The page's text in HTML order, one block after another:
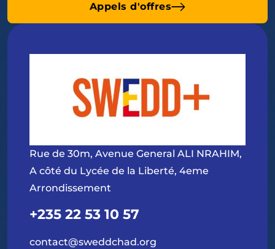
Appels d'offres
Rue de 30m, Avenue General ALI NRAHIM,
A côté du Lycée de la Liberté, 4eme
Arrondissement
+235 22 53 10 57
contact@sweddchad.org